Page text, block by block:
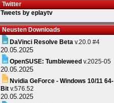
Twitter
Tweets by eplaytv
Neusten Downloads
DaVinci Resolve Beta v.20.0 #4
20.05.2025
OpenSUSE: Tumbleweed v.2025-05
20.05.2025
Nvidia GeForce - Windows 10/11 64-
Bit v.576.52
20.05.2025